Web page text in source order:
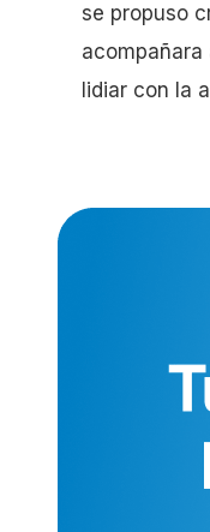
se propuso
acompañara
lidiar con la